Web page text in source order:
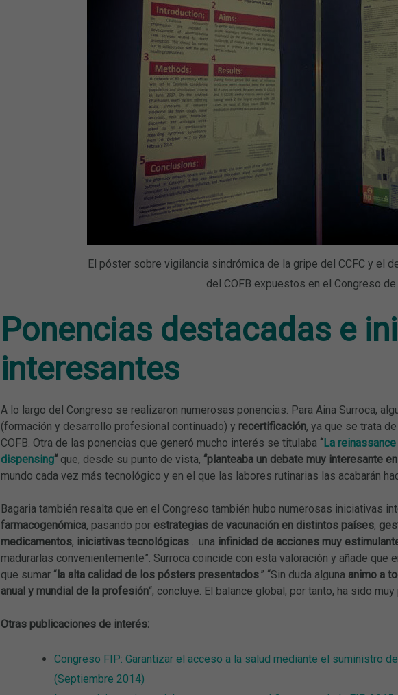
El póster sobre vigilancia sindrómica de la gripe del CCFC y el
del COFB expuestos en el Congreso de
Ponencias destacadas e
interesantes
A lo largo del Congreso se realizaron numerosas ponencias. Para Aina Surroca,
(formación y desarrollo profesional continuado) y recertificación, ya que se trata
COFB. Otra de las ponencias que generó mucho interés se titulaba “La
dispensing“que, desde su punto de vista, “planteaba un debate muy interesante
mundo cada vez más tecnológico y en el que las labores rutinarias las acabarán
Bagaria también resalta que en el Congreso también hubo numerosas iniciativas
farmacogenómica, pasando por estrategias de vacunación en distintos países,
medicamentos, iniciativas tecnológicas… una infinidad de acciones muy
madurarlas convenientemente”. Surroca coincide con esta valoración y añade que
que sumar “la alta calidad de los pósters presentados.” “Sin duda alguna animo a
anual y mundial de la profesión“, concluye. El balance global, por tanto, ha sido
Otras publicaciones de interés:
Congreso FIP: Garantizar el acceso a la salud mediante el suministro
(Septiembre 2014)